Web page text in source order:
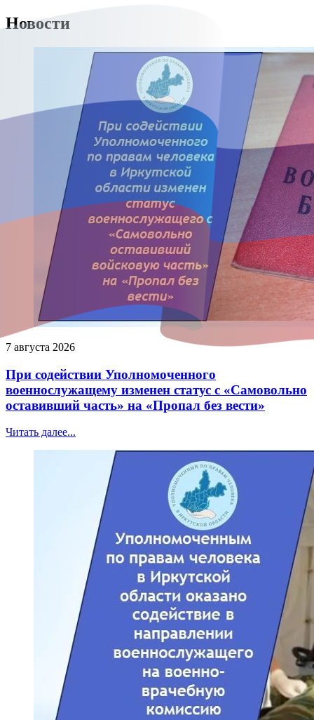
Новости
7 августа 2026
При содействии Уполномоченного
военнослужащему изменен статус с «Самовольно
оставивший часть» на «Пропал без вести»
Читать далее...